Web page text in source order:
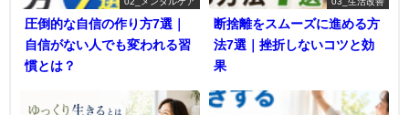
圧倒的な自信の作り方7選｜
自信がない人でも変われる習
慣とは？
断捨離をスムーズに進める方
法7選｜挫折しないコツと効
果